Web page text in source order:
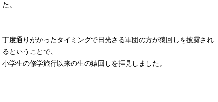
た。
丁度通りがかったタイミングで日光さる軍団の方が猿回しを披露され
るということで、
小学生の修学旅行以来の生の猿回しを拝見しました。